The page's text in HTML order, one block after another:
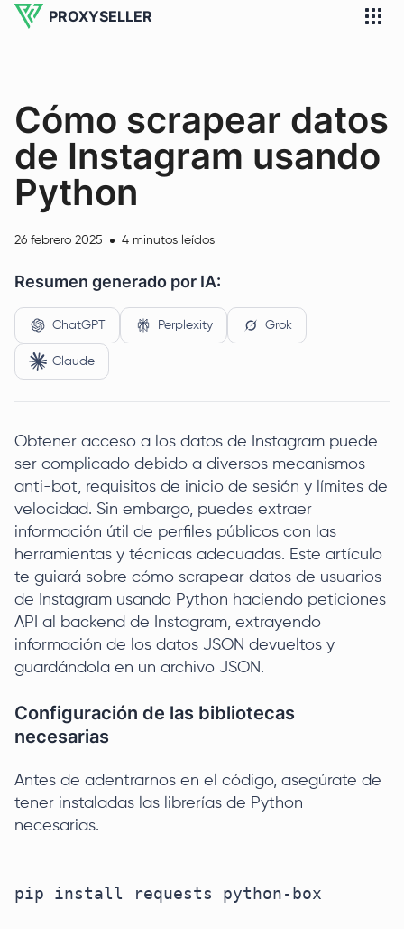
PROXYSELLER
Cómo scrapear datos
de Instagram usando
Python
26 febrero 2025 4 minutos leídos
Resumen generado por IA:
ChatGPT Perplexity Grok
Claude
Obtener acceso a los datos de Instagram puede
ser complicado debido a diversos mecanismos
anti-bot, requisitos de inicio de sesión y límites de
velocidad. Sin embargo, puedes extraer
información útil de perfiles públicos con las
herramientas y técnicas adecuadas. Este artículo
te guiará sobre cómo scrapear datos de usuarios
de Instagram usando Python haciendo peticiones
API al backend de Instagram, extrayendo
información de los datos JSON devueltos y
guardándola en un archivo JSON.
Configuración de las bibliotecas
necesarias
Antes de adentrarnos en el código, asegúrate de
tener instaladas las librerías de Python
necesarias.
pip install requests python-box